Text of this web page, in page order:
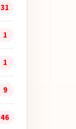
31
1
1
9
46